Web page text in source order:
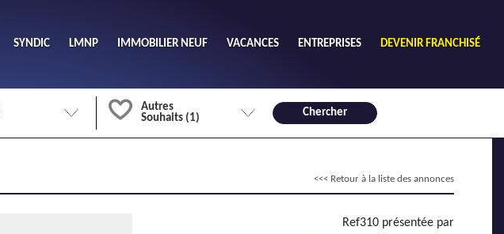
SYNDIC LMNP IMMOBILIER NEUF VACANCES ENTREPRISES DEVENIR FRANCHISÉ
Autres
Souhaits (1)
Chercher
<<< Retour à la liste des annonces
Ref310 présentée par